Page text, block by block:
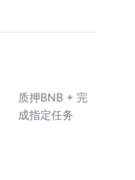
质押BNB + 完
成指定任务